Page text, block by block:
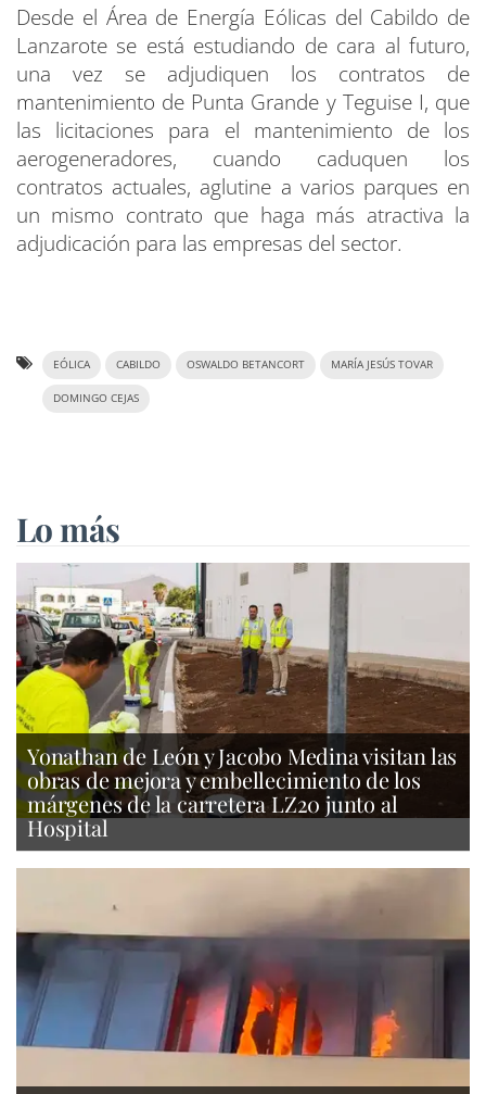
Desde el Área de Energía Eólicas del Cabildo de
Lanzarote se está estudiando de cara al futuro,
una vez se adjudiquen los contratos de
mantenimiento de Punta Grande y Teguise I, que
las licitaciones para el mantenimiento de los
aerogeneradores, cuando caduquen los
contratos actuales, aglutine a varios parques en
un mismo contrato que haga más atractiva la
adjudicación para las empresas del sector.
EÓLICA CABILDO OSWALDO BETANCORT MARÍA JESÚS TOVAR
DOMINGO CEJAS
Lo más
Yonathan de León y Jacobo Medina visitan las
obras de mejora y embellecimiento de los
márgenes de la carretera LZ20 junto al
Hospital